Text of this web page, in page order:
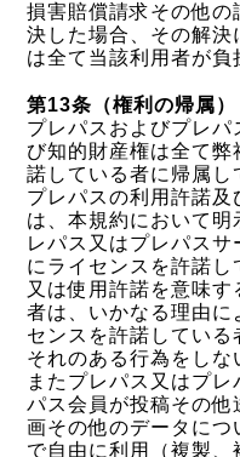
損害賠償請求その他
決した場合、その解
は全て当該利用者が負
第13条（権利の帰属）
プレパスおよびプレパ
び知的財産権は全て
諾している者に帰属し
プレパスの利用許諾
は、本規約において
レパス又はプレパス
にライセンスを許諾
又は使用許諾を意味す
者は、いかなる理由に
センスを許諾してい
それのある行為をしな
またプレパス又はプ
パス会員が投稿その他
画その他のデータに
で自由に利用（複製